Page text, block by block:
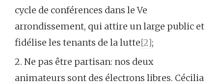
cycle de conférences dans le Ve
arrondissement, qui attire un large public et
fidélise les tenants de la lutte[2];
2. Ne pas être partisan: nos deux
animateurs sont des électrons libres. Cécilia